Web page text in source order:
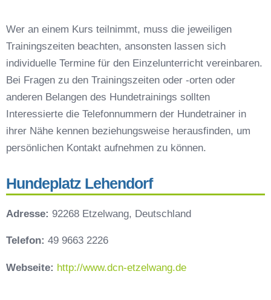
Darum lohnt sich der Besuch einer
Hundeschule
Wer an einem Kurs teilnimmt, muss die jeweiligen
Trainingszeiten beachten, ansonsten lassen sich
individuelle Termine für den Einzelunterricht vereinbaren.
Bei Fragen zu den Trainingszeiten oder -orten oder
anderen Belangen des Hundetrainings sollten
Interessierte die Telefonnummern der Hundetrainer in
ihrer Nähe kennen beziehungsweise herausfinden, um
persönlichen Kontakt aufnehmen zu können.
Hundeplatz Lehendorf
Adresse: 92268 Etzelwang, Deutschland
Telefon: 49 9663 2226
Webseite: http://www.dcn-etzelwang.de